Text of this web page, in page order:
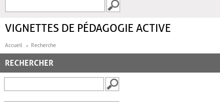
FORMULAIRE DE
VIGNETTES DE PÉDAGOGIE ACTIVE
Accueil Recherche
RECHERCHER